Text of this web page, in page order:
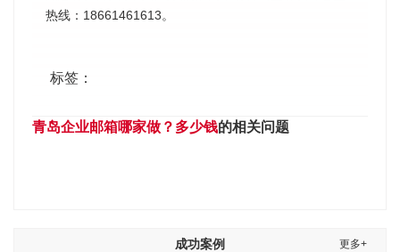
热线：18661461613。
标签：
青岛企业邮箱哪家做？多少钱的相关问题
成功案例 更多+